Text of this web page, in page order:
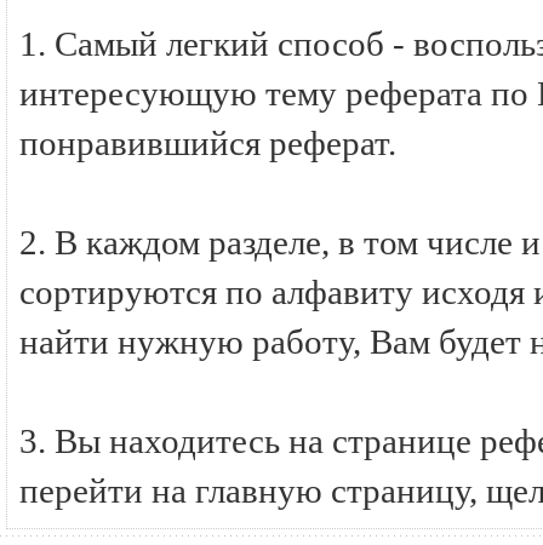
1. Самый легкий способ -
интересующую тему реферата по
понравившийся реферат.
2. В каждом разделе, в том числе
сортируются по алфавиту исходя
найти нужную работу, Вам будет
3. Вы находитесь на странице
перейти на главную страницу,